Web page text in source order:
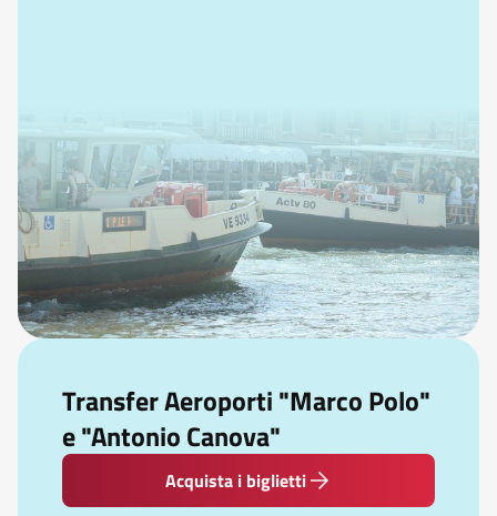
Transfer Aeroporti "Marco Polo"
e "Antonio Canova"
Acquista i biglietti